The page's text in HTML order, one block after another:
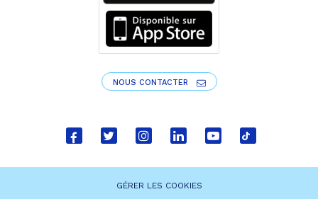
Lien
Lien
Lien
Lien
Lien
Lien
NOUS CONTACTER
GÉRER LES COOKIES